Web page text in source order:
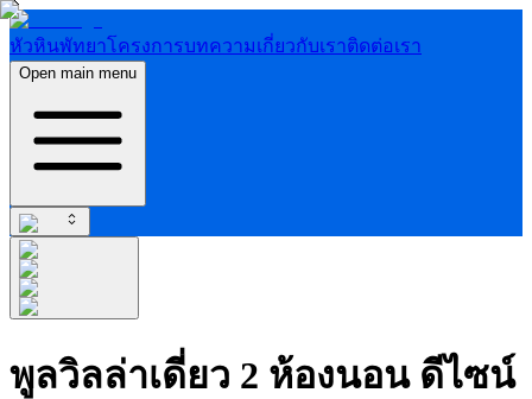
หัวหินพัทยาโครงการบทความเกี่ยวกับเราติดต่อเรา
Open main menu
พูลวิลล่าเดี่ยว 2 ห้องนอน ดีไซน์